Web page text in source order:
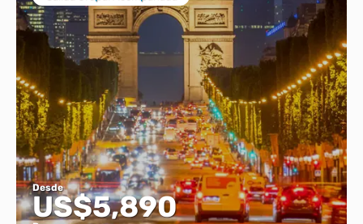
Desde
US$5,890